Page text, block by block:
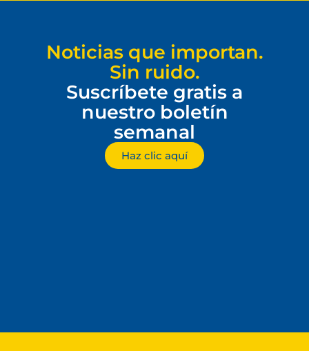
Noticias que importan.
Sin ruido.
Suscríbete gratis a
nuestro boletín
semanal
Haz clic aquí